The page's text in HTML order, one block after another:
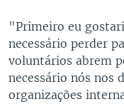
"Primeiro eu
necessário perder
voluntários abrem
necessário nós nos
organizações